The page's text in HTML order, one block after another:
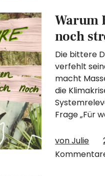
Warum
noch
Die bittere
verfehlt
macht
die
Frage „Für
von Julie